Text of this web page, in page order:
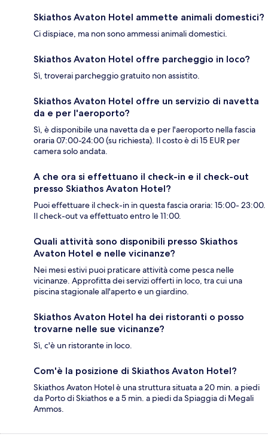
Skiathos Avaton Hotel ammette animali domestici?
Ci dispiace, ma non sono ammessi animali domestici.
Skiathos Avaton Hotel offre parcheggio in loco?
Sì, troverai parcheggio gratuito non assistito.
Skiathos Avaton Hotel offre un servizio di navetta
da e per l'aeroporto?
Sì, è disponibile una navetta da e per l'aeroporto nella fascia
oraria 07:00-24:00 (su richiesta). Il costo è di 15 EUR per
camera solo andata.
A che ora si effettuano il check-in e il check-out
presso Skiathos Avaton Hotel?
Puoi effettuare il check-in in questa fascia oraria: 15:00- 23:00.
Il check-out va effettuato entro le 11:00.
Quali attività sono disponibili presso Skiathos
Avaton Hotel e nelle vicinanze?
Nei mesi estivi puoi praticare attività come pesca nelle
vicinanze. Approfitta dei servizi offerti in loco, tra cui una
piscina stagionale all'aperto e un giardino.
Skiathos Avaton Hotel ha dei ristoranti o posso
trovarne nelle sue vicinanze?
Sì, c'è un ristorante in loco.
Com'è la posizione di Skiathos Avaton Hotel?
Skiathos Avaton Hotel è una struttura situata a 20 min. a piedi
da Porto di Skiathos e a 5 min. a piedi da Spiaggia di Megali
Ammos.